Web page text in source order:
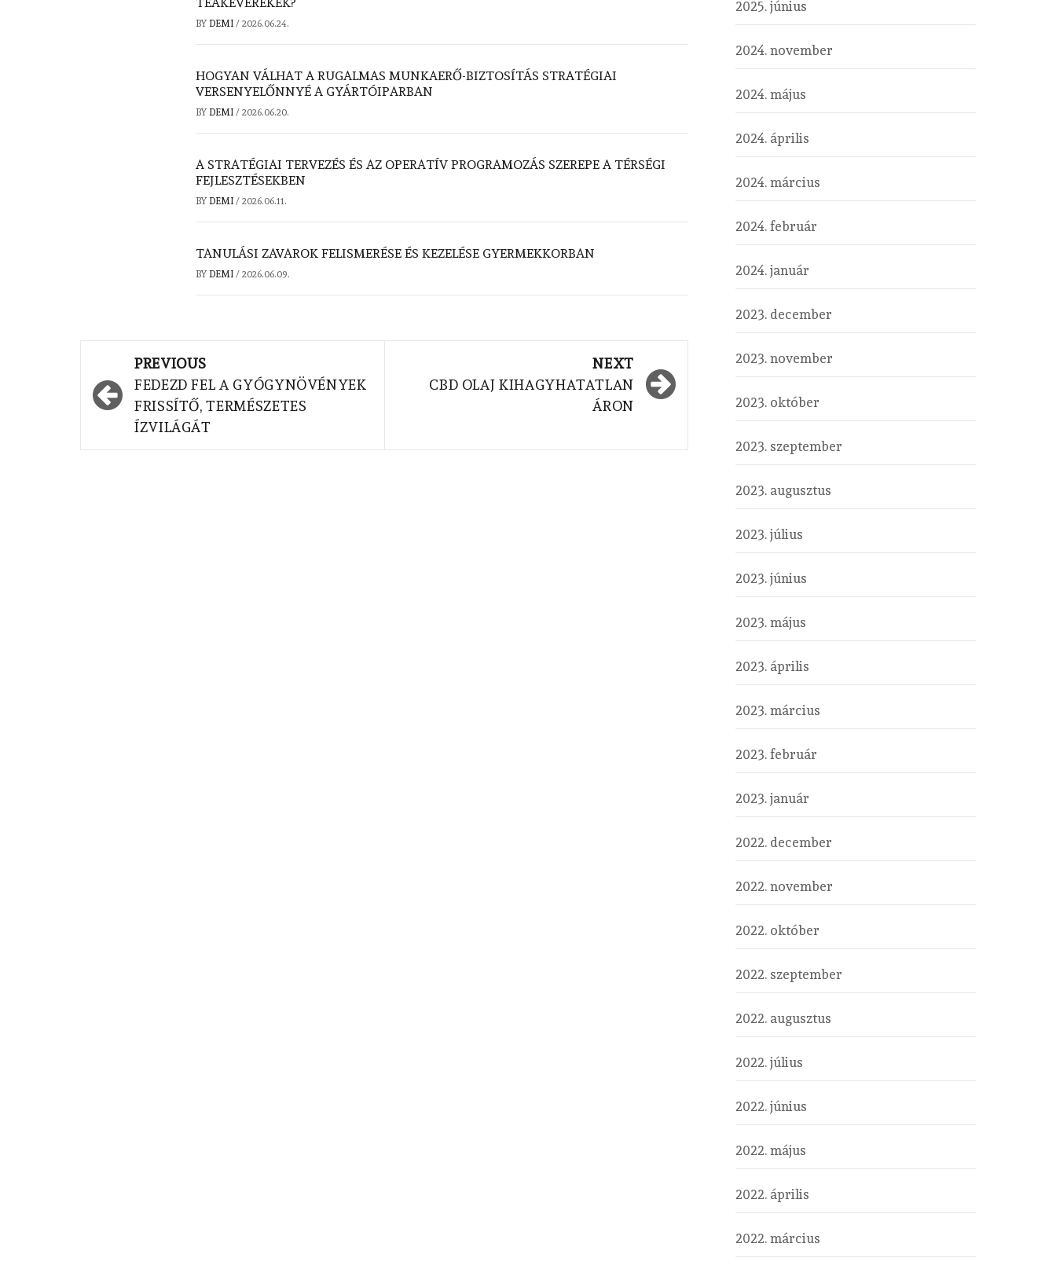
TEAKEVERÉKEK?
BY DEMI / 2026.06.24.
HOGYAN VÁLHAT A RUGALMAS MUNKAERŐ-BIZTOSÍTÁS STRATÉGIAI
VERSENYELŐNNYÉ A GYÁRTÓIPARBAN
BY DEMI / 2026.06.20.
A STRATÉGIAI TERVEZÉS ÉS AZ OPERATÍV PROGRAMOZÁS SZEREPE A TÉRSÉGI
FEJLESZTÉSEKBEN
BY DEMI / 2026.06.11.
TANULÁSI ZAVAROK FELISMERÉSE ÉS KEZELÉSE GYERMEKKORBAN
BY DEMI / 2026.06.09.
navigation
PREVIOUS
FEDEZD FEL A GYÓGYNÖVÉNYEK
FRISSÍTŐ, TERMÉSZETES
ÍZVILÁGÁT
NEXT
CBD OLAJ KIHAGYHATATLAN
ÁRON
2025. június
2024. november
2024. május
2024. április
2024. március
2024. február
2024. január
2023. december
2023. november
2023. október
2023. szeptember
2023. augusztus
2023. július
2023. június
2023. május
2023. április
2023. március
2023. február
2023. január
2022. december
2022. november
2022. október
2022. szeptember
2022. augusztus
2022. július
2022. június
2022. május
2022. április
2022. március